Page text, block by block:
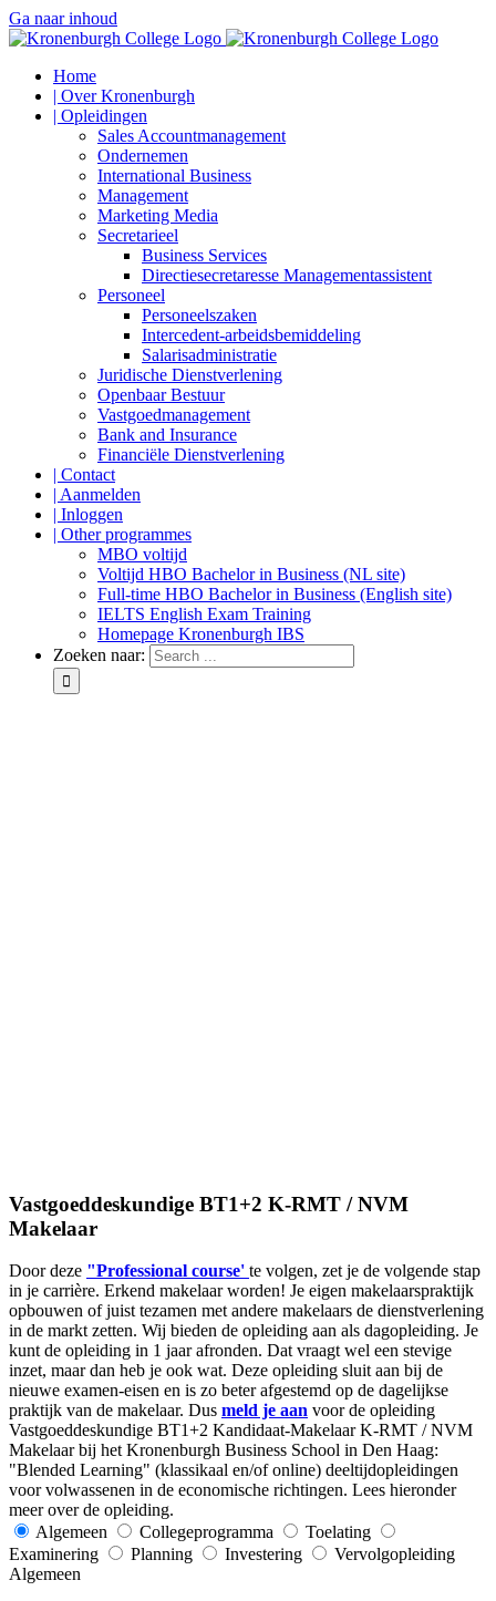
Ga naar inhoud
Home
| Over Kronenburgh
| Opleidingen
Sales Accountmanagement
Ondernemen
International Business
Management
Marketing Media
Secretarieel
Business Services
Directiesecretaresse Managementassistent
Personeel
Personeelszaken
Intercedent-arbeidsbemiddeling
Salarisadministratie
Juridische Dienstverlening
Openbaar Bestuur
Vastgoedmanagement
Bank and Insurance
Financiële Dienstverlening
| Contact
| Aanmelden
| Inloggen
| Other programmes
MBO voltijd
Voltijd HBO Bachelor in Business (NL site)
Full-time HBO Bachelor in Business (English site)
IELTS English Exam Training
Homepage Kronenburgh IBS
Zoeken naar:
Vastgoeddeskundige BT1+2 K-RMT / NVM
Makelaar
Door deze "Professional course' te volgen, zet je de volgende stap
in je carrière. Erkend makelaar worden! Je eigen makelaarspraktijk
opbouwen of juist tezamen met andere makelaars de dienstverlening
in de markt zetten. Wij bieden de opleiding aan als dagopleiding. Je
kunt de opleiding in 1 jaar afronden. Dat vraagt wel een stevige
inzet, maar dan heb je ook wat. Deze opleiding sluit aan bij de
nieuwe examen-eisen en is zo beter afgestemd op de dagelijkse
praktijk van de makelaar. Dus meld je aan voor de opleiding
Vastgoeddeskundige BT1+2 Kandidaat-Makelaar K-RMT / NVM
Makelaar bij het Kronenburgh Business School in Den Haag:
"Blended Learning" (klassikaal en/of online) deeltijdopleidingen
voor volwassenen in de economische richtingen. Lees hieronder
meer over de opleiding.
Algemeen
Collegeprogramma
Toelating
Examinering
Planning Investering
Vervolgopleiding
Algemeen